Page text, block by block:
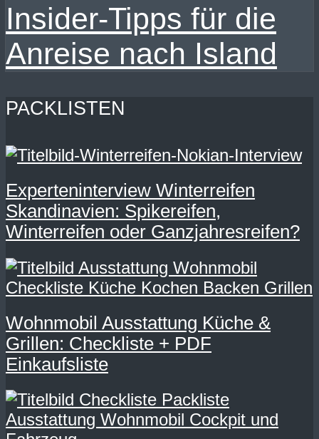
Insider-Tipps für die
Anreise nach Island
PACKLISTEN
Experteninterview Winterreifen
Skandinavien: Spikereifen,
Winterreifen oder Ganzjahresreifen?
Wohnmobil Ausstattung Küche &
Grillen: Checkliste + PDF
Einkaufsliste